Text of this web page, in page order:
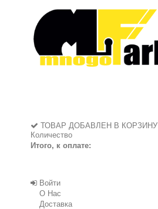
ТОВАР ДОБАВЛЕН В КОРЗИНУ
Количество
Итого, к оплате:
Войти
О Нас
Доставка